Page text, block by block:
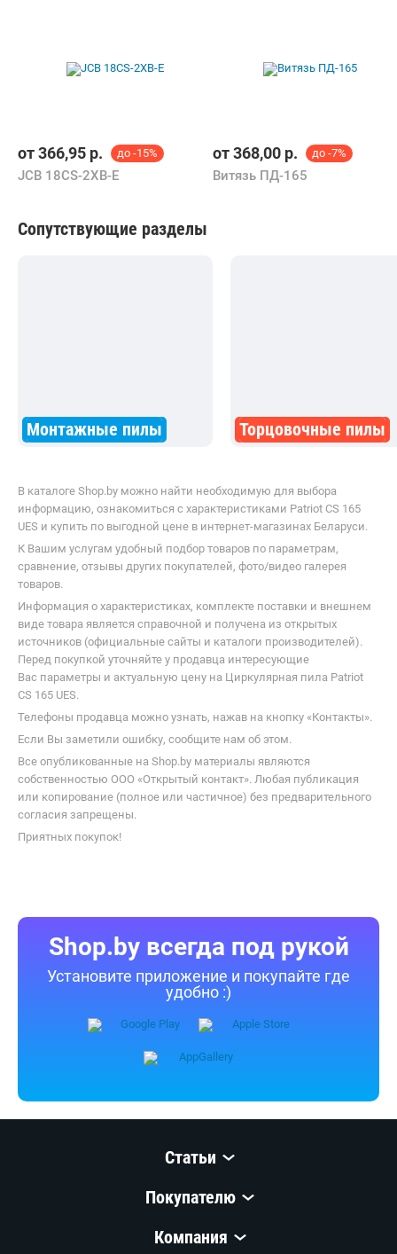
от366,95 р. до -15%
JCB 18CS-2XB-E
от368,00 р. до -7%
Витязь ПД-165
Сопутствующие разделы
Монтажные пилы Торцовочные пилы
В каталоге Shop.by можно найти необходимую для выбора
информацию, ознакомиться с характеристиками Patriot CS 165
UES и купить по выгодной цене в интернет-магазинах Беларуси.
К Вашим услугам удобный подбор товаров по параметрам,
сравнение, отзывы других покупателей, фото/видео галерея
товаров.
Информация о характеристиках, комплекте поставки и внешнем
виде товара является справочной и получена из открытых
источников (официальные сайты и каталоги производителей).
Перед покупкой уточняйте у продавца интересующие
Вас параметры и актуальную цену на Циркулярная пила Patriot
CS 165 UES.
Телефоны продавца можно узнать, нажав на кнопку «Контакты».
Если Вы заметили ошибку, сообщите нам об этом.
Все опубликованные на Shop.by материалы являются
собственностью ООО «Открытый контакт». Любая публикация
или копирование (полное или частичное) без предварительного
согласия запрещены.
Приятных покупок!
Shop.by всегда под рукой
Установите приложение и покупайте где
удобно :)
Статьи
Покупателю
Компания